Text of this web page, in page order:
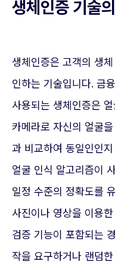
생체인증 기술
생체인증은 고객의 생
인하는 기술입니다. 금
사용되는 생체인증은
카메라로 자신의 얼굴
과 비교하여 동일인인
얼굴 인식 알고리즘이
일정 수준의 정확도를
사진이나 영상을 이용
검증 기능이 포함되는
작을 요구하거나 랜덤